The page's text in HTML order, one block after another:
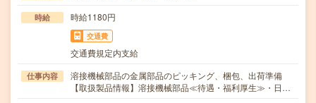
時給 時給1180円
交通費
交通費規定内支給
仕事内容
溶接機械部品の金属部品のピッキング、梱包、出荷準備
【取扱製品情報】溶接機械部品≪待遇・福利厚生≫・日…